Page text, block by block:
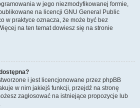
w jego niezmodyfikowanej formie,
na licencji GNU General Public
w praktyce oznacza, że może być bez
na ten temat dowiesz się na stronie
i jest licencjonowane przez phpBB
w nim jakiejś funkcji, przejdź na stronę
zagłosować na istniejące propozycje lub